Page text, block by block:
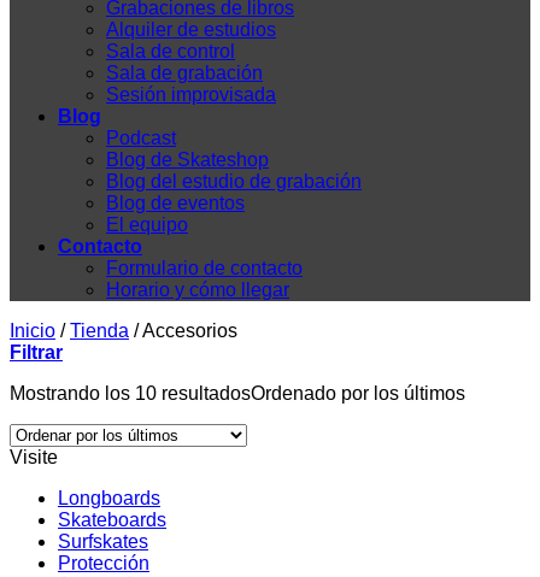
Grabaciones de libros
Alquiler de estudios
Sala de control
Sala de grabación
Sesión improvisada
Blog
Podcast
Blog de Skateshop
Blog del estudio de grabación
Blog de eventos
El equipo
Contacto
Formulario de contacto
Horario y cómo llegar
Inicio / Tienda /Accesorios
Filtrar
Mostrando los 10 resultadosOrdenado por los últimos
Visite
Longboards
Skateboards
Surfskates
Protección